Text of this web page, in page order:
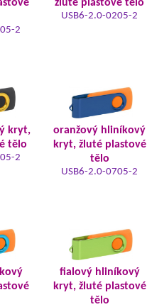
2
žluté plastové tělo
USB6-2.0-0205-2
kryt,
tělo
2
oranžový hliníkový
kryt, žluté plastové
tělo
USB6-2.0-0705-2
fialový hliníkový
kryt, žluté plastové
tělo